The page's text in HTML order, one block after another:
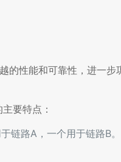
的性能和可靠性，进一步
要特点：
链路A，一个用于链路B。